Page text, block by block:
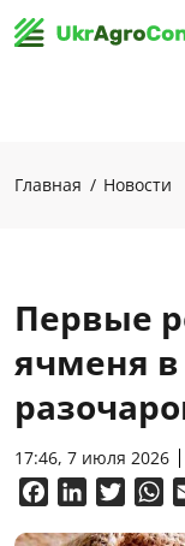
Главная Новости
Первые
ячменя
17:46, 7 июля 2026
FacebookLinkedIn